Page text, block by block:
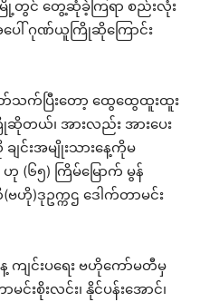
ြို့တွင် တွေ့ဆုံခဲ့ကြရာ စည်းလုံး
အပေါ် ဂုဏ်ယူကြိုဆိုကြောင်း
ပတ်သက်ပြီးတော့ ထွေထွေထူးထူး
ဆိုတယ်၊ အားလည်း အားပေး
ျင်းအမျိုးသားနေ့ကိုမ
(၆၅) ကြိမ်မြောက် မွန်
ဗဟို)ဒုဥက္ကဌ ဒေါက်တာမင်း
ကျင်းပရေး ဗဟိုကော်မတီမှ
င်းစိုးလင်း၊ နိုင်ပန်းအောင်၊